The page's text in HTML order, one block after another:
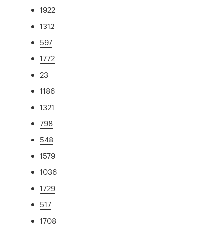
1922
1312
597
1772
23
1186
1321
798
548
1579
1036
1729
517
1708